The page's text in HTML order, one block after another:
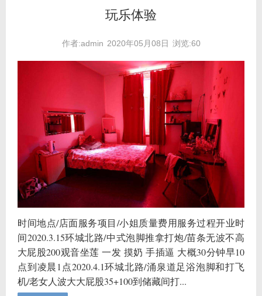
玩乐体验
作者:admin 2020年05月08日 浏览:60
时间地点/店面服务项目/小姐质量费用服务过程开业时
间2020.3.15环城北路/中式泡脚推拿打炮/苗条无波不高
大屁股200观音坐莲 一发 摸奶 手插逼 大概30分钟早10
点到凌晨1点2020.4.1环城北路/涌泉道足浴泡脚和打飞
机/老女人波大大屁股35+100到储藏间打...